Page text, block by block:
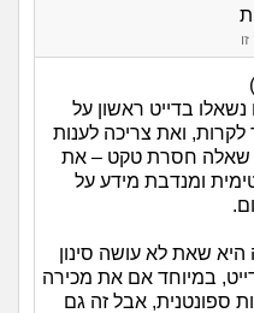
בדייט ראשון על
לקרות, ואת צריכה לענות
שאלה חסרת טקט – את
ומנדבת מידע על
שאת לא עושה סינון
במיוחד אם את מכירה
ספונטנית, אבל זה גם